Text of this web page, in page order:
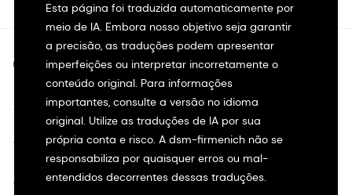
Esta página foi traduzida automaticamente por
meio de IA. Embora nosso objetivo seja garantir
a precisão, as traduções podem apresentar
imperfeições ou interpretar incorretamente o
conteúdo original. Para informações
importantes, consulte a versão no idioma
original. Utilize as traduções de IA por sua
própria conta e risco. A dsm-firmenich não se
responsabiliza por quaisquer erros ou mal-
entendidos decorrentes dessas traduções.
©2026 dsm-firmenich. Todos os direitos reservados.
Aviso de privacidade
Termos de uso
Termos e condições